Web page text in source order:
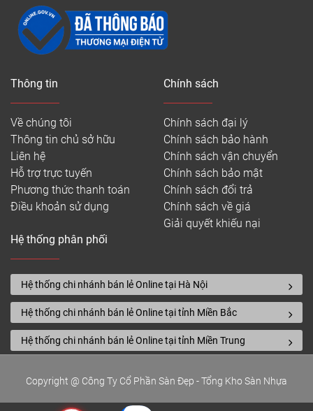
Thông tin
Về chúng tôi
Thông tin chủ sở hữu
Liên hệ
Hỗ trợ trực tuyến
Phương thức thanh toán
Điều khoản sử dụng
Chính sách
Chính sách đại lý
Chính sách bảo hành
Chính sách vận chuyển
Chính sách bảo mật
Chính sách đổi trả
Chính sách về giá
Giải quyết khiếu nại
Hệ thống phân phối
Hệ thống chi nhánh bán lẻ Online tại Hà Nội
Hệ thống chi nhánh bán lẻ Online tại tỉnh Miền Bắc
Hệ thống chi nhánh bán lẻ Online tại tỉnh Miền Trung
Copyright @ Công Ty Cổ Phần Sàn Đẹp - Tổng Kho Sàn Nhựa